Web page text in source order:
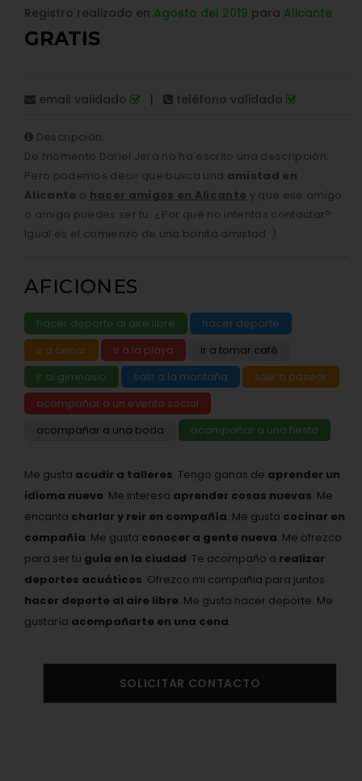
Registro realizado en Agosto del 2019 para Alicante
GRATIS
email validado | teléfono validado
Descripción:
De momento Dariel Jera no ha escrito una descripción.
Pero podemos decir que busca una amistad en
Alicante o hacer amigos en Alicante y que ese amigo
o amiga puedes ser tu. ¿Por qué no intentas contactar?
Igual es el comienzo de una bonita amistad :)
AFICIONES
hacer deporte al aire libre
hacer deporte
ir a cenar
ir a la playa
ir a tomar café
ir al gimnasio
salir a la montaña
salir a pasear
acompañar a un evento social
acompañar a una boda
acompañar a una fiesta
Me gusta acudir a talleres. Tengo ganas de aprender un
idioma nuevo. Me interesa aprender cosas nuevas. Me
encanta charlar y reir en compañía. Me gusta cocinar en
compañía. Me gusta conocer a gente nueva. Me ofrezco
para ser tu guía en la ciudad. Te acompaño a realizar
deportes acuáticos. Ofrezco mi compañia para juntos
hacer deporte al aire libre. Me gusta hacer deporte. Me
gustaría acompañarte en una cena.
SOLICITAR CONTACTO